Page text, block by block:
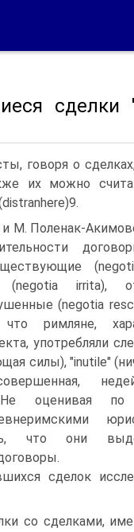
говоря о
их можно
М. Поленак-
(negotia irrita),
(negotia
римляне,
употребляли
силы), "inutile"
Не оценивая
что они
сделок
со сделками,